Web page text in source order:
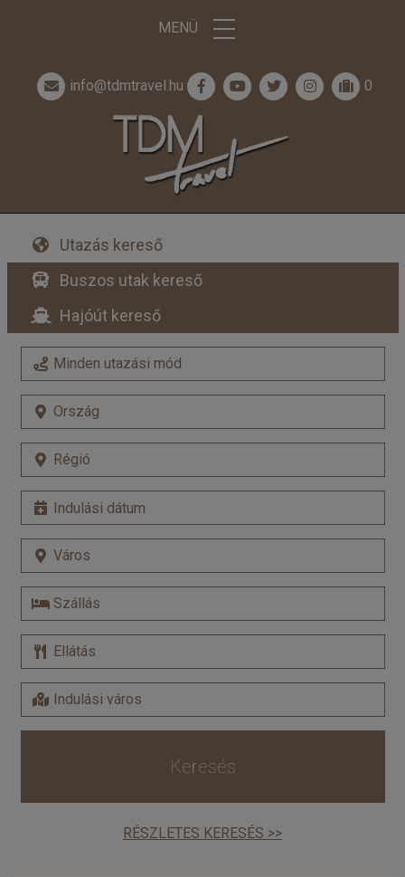
MENÜ
info@tdmtravel.hu 0
Utazás kereső
Buszos utak kereső
Hajóút kereső
Keresés
RÉSZLETES KERESÉS >>